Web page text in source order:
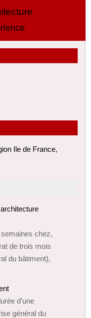
Ile de France,
chez,
de trois mois
du bâtiment),
d'une
général du